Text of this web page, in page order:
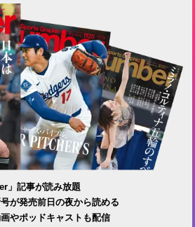
」記事が読み放題
が発売前日の夜から読める
やポッドキャストも配信